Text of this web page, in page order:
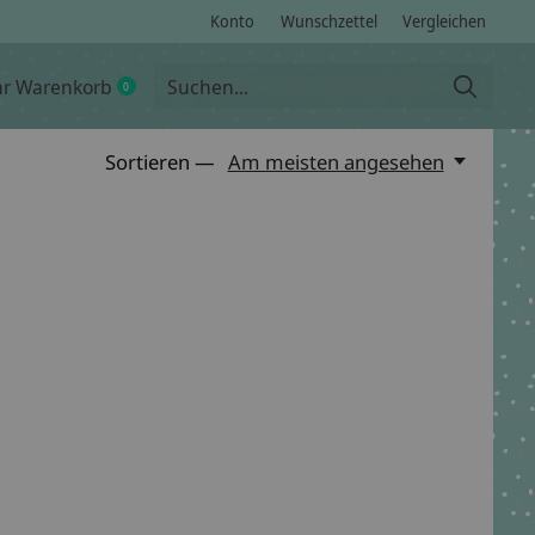
Konto Wunschzettel Vergleichen
Warenkorb 0items
Sortieren — Am meisten angesehen